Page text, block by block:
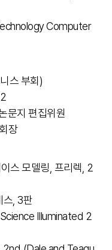
Computer
스 부회)
문지 편집위원
장
스 모델링, 프리렉, 2
스, 3판
Illuminated 2